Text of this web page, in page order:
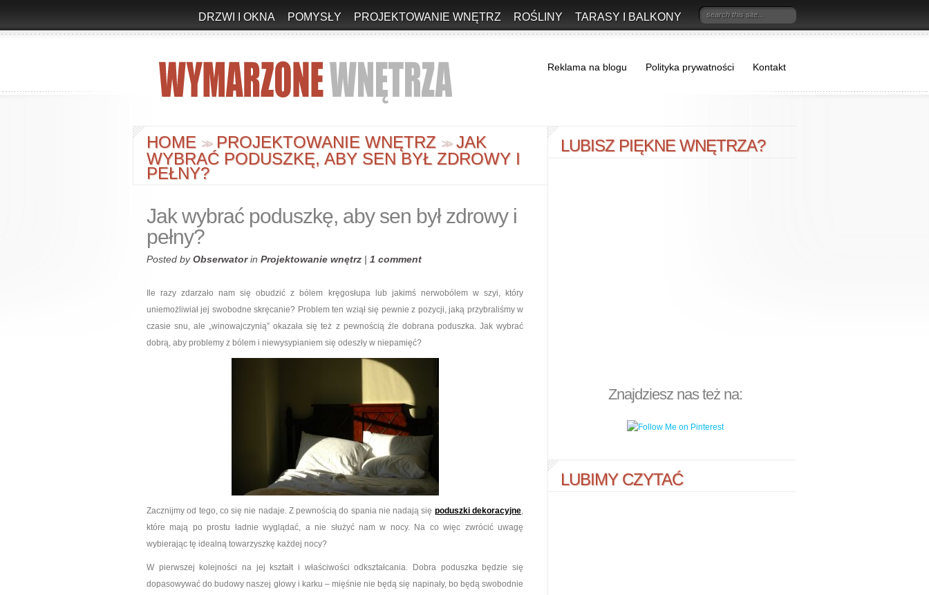
DRZWI I OKNA POMYSŁY PROJEKTOWANIE WNĘTRZ ROŚLINY TARASY I BALKONY
Reklama na blogu Polityka prywatności Kontakt
HOME >> PROJEKTOWANIE WNĘTRZ >>JAK
WYBRAĆ PODUSZKĘ, ABY SEN BYŁ ZDROWY I
PEŁNY?
Jak wybrać poduszkę, aby sen był zdrowy i
pełny?
Posted byObserwatorin Projektowanie wnętrz | 1 comment
Ile razy zdarzało nam się obudzić z bólem kręgosłupa lub jakimś nerwobólem w szyi, który
uniemożliwiał jej swobodne skręcanie? Problem ten wziął się pewnie z pozycji, jaką przybraliśmy w
czasie snu, ale „winowajczynią” okazała się też z pewnością źle dobrana poduszka. Jak wybrać
dobrą, aby problemy z bólem i niewysypianiem się odeszły w niepamięć?
Zacznijmy od tego, co się nie nadaje. Z pewnością do spania nie nadają się poduszki dekoracyjne,
które mają po prostu ładnie wyglądać, a nie służyć nam w nocy. Na co więc zwrócić uwagę
wybierając tę idealną towarzyszkę każdej nocy?
W pierwszej kolejności na jej kształt i właściwości odkształcania. Dobra poduszka będzie się
dopasowywać do budowy naszej głowy i karku – mięśnie nie będą się napinały, bo będą swobodnie
LUBISZ PIĘKNE WNĘTRZA?
Znajdziesz nas też na:
LUBIMY CZYTAĆ